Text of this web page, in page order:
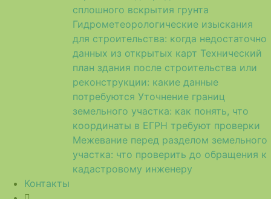
сплошного вскрытия грунта
Гидрометеорологические изыскания
для строительства: когда недостаточно
данных из открытых карт Технический
план здания после строительства или
реконструкции: какие данные
потребуются Уточнение границ
земельного участка: как понять, что
координаты в ЕГРН требуют проверки
Межевание перед разделом земельного
участка: что проверить до обращения к
кадастровому инженеру
Контакты